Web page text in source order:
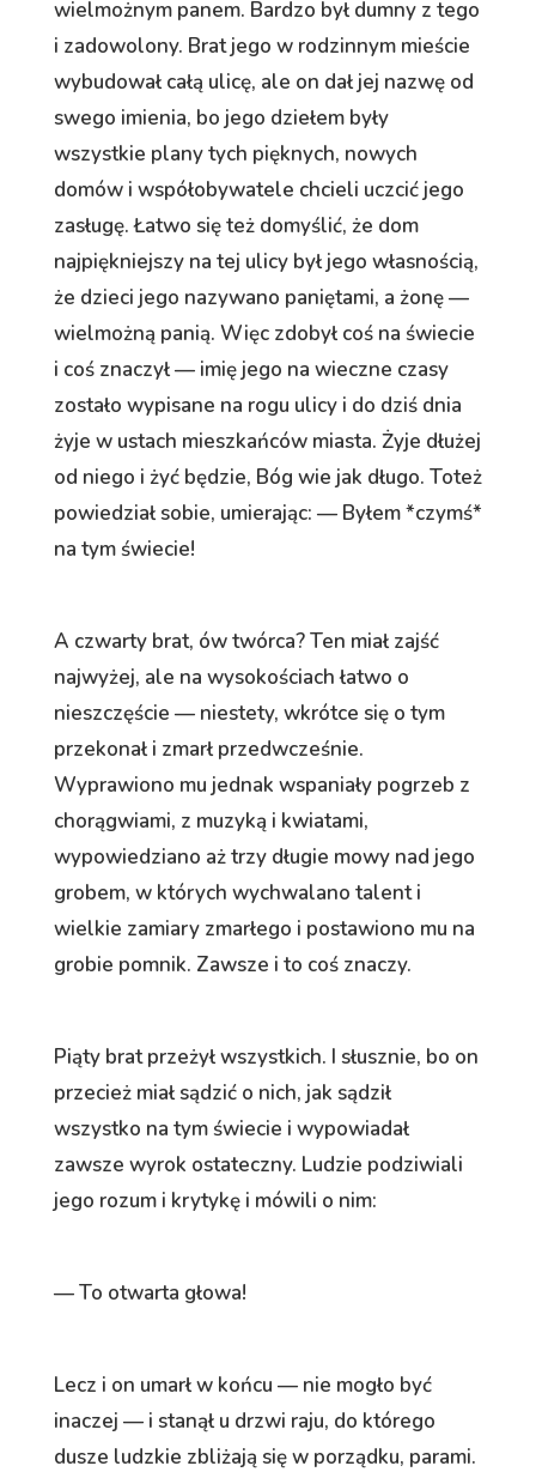
wielmożnym panem. Bardzo był dumny z tego
i zadowolony. Brat jego w rodzinnym mieście
wybudował całą ulicę, ale on dał jej nazwę od
swego imienia, bo jego dziełem były
wszystkie plany tych pięknych, nowych
domów i współobywatele chcieli uczcić jego
zasługę. Łatwo się też domyślić, że dom
najpiękniejszy na tej ulicy był jego własnością,
że dzieci jego nazywano paniętami, a żonę —
wielmożną panią. Więc zdobył coś na świecie
i coś znaczył — imię jego na wieczne czasy
zostało wypisane na rogu ulicy i do dziś dnia
żyje w ustach mieszkańców miasta. Żyje dłużej
od niego i żyć będzie, Bóg wie jak długo. Toteż
powiedział sobie, umierając: — Byłem *czymś*
na tym świecie!
A czwarty brat, ów twórca? Ten miał zajść
najwyżej, ale na wysokościach łatwo o
nieszczęście — niestety, wkrótce się o tym
przekonał i zmarł przedwcześnie.
Wyprawiono mu jednak wspaniały pogrzeb z
chorągwiami, z muzyką i kwiatami,
wypowiedziano aż trzy długie mowy nad jego
grobem, w których wychwalano talent i
wielkie zamiary zmarłego i postawiono mu na
grobie pomnik. Zawsze i to coś znaczy.
Piąty brat przeżył wszystkich. I słusznie, bo on
przecież miał sądzić o nich, jak sądził
wszystko na tym świecie i wypowiadał
zawsze wyrok ostateczny. Ludzie podziwiali
jego rozum i krytykę i mówili o nim:
— To otwarta głowa!
Lecz i on umarł w końcu — nie mogło być
inaczej — i stanął u drzwi raju, do którego
dusze ludzkie zbliżają się w porządku, parami.